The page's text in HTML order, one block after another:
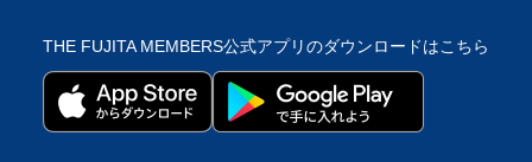
THE FUJITA MEMBERS公式アプリのダウンロードはこちら